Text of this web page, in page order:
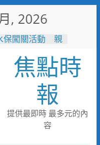
, 2026
別人」惹人心
身守護者護送返
保闖關活動 親
好禮
、骨頭痛？醫：
警訊
人掛彩 警二分
拍女學生案 更
焦點時
報
提供最即時 最多元的內
容